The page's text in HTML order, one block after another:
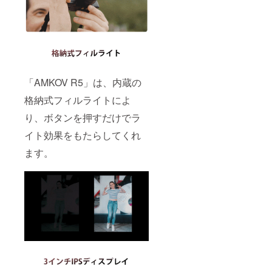
「AMKOV R5」は、内蔵の
格納式フィルライトによ
り、ボタンを押すだけでラ
イト効果をもたらしてくれ
ます。